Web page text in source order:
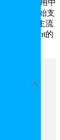
，并在使用中
商家都开始支
、钉钉等主流
Agent的